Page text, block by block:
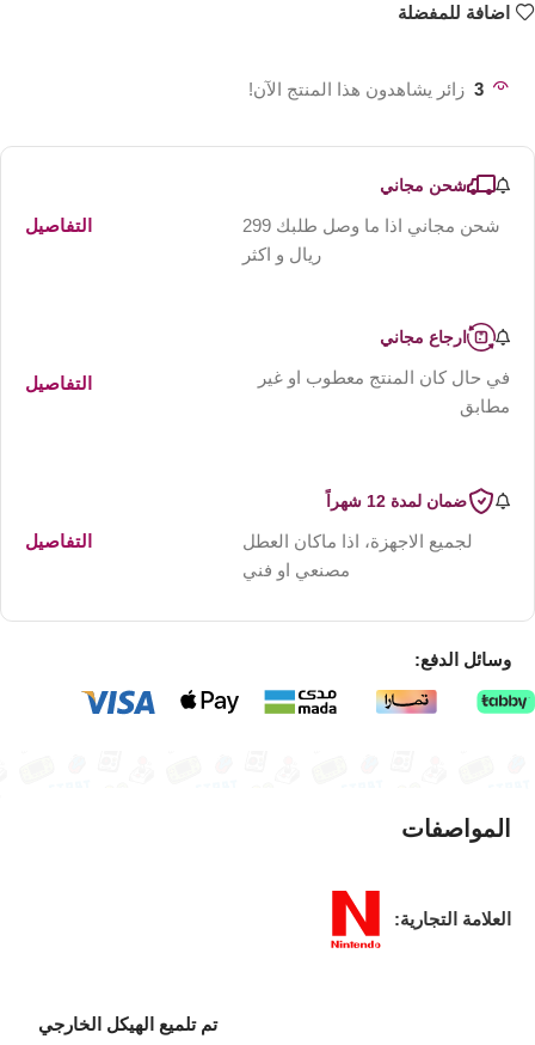
اضافة للمفضلة
3 زائر يشاهدون هذا المنتج الآن!
شحن مجاني
شحن مجاني اذا ما وصل طلبك 299
ريال و اكثر
التفاصيل
ارجاع مجاني
في حال كان المنتج معطوب او غير
مطابق
التفاصيل
ضمان لمدة 12 شهراً
لجميع الاجهزة، اذا ماكان العطل
مصنعي او فني
التفاصيل
وسائل الدفع:
المواصفات
العلامة التجارية:
تم تلميع الهيكل الخارجي